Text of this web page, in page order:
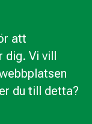
att
dig. Vi vill
du till detta?